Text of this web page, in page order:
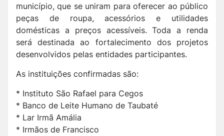
município, que se uniram para oferecer ao público
peças de roupa, acessórios e utilidades
domésticas a preços acessíveis. Toda a renda
será destinada ao fortalecimento dos projetos
desenvolvidos pelas entidades participantes.
As instituições confirmadas são:
* Instituto São Rafael para Cegos
* Banco de Leite Humano de Taubaté
* Lar Irmã Amália
* Irmãos de Francisco